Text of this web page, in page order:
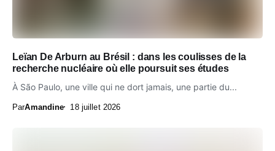
Leïan De Arburn au Brésil : dans les coulisses de la
recherche nucléaire où elle poursuit ses études
À São Paulo, une ville qui ne dort jamais, une partie du...
ParAmandine 18 juillet 2026